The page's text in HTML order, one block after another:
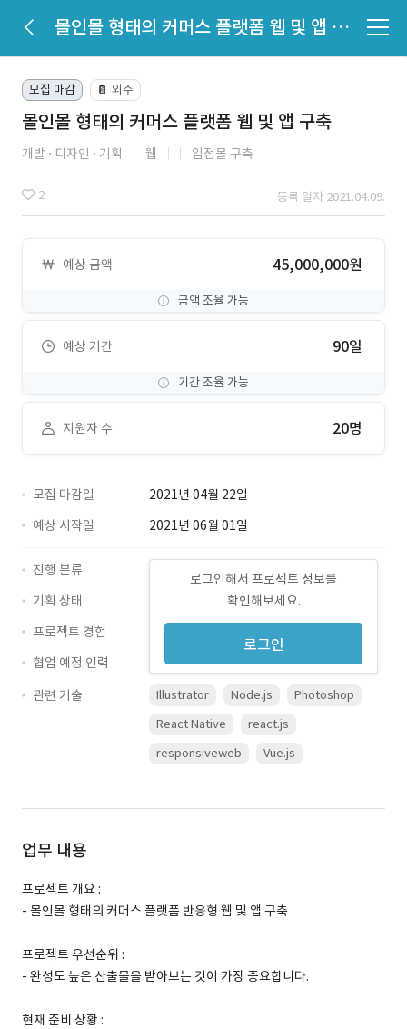
몰인몰 형태의 커머스 플랫폼 웹 및 앱 구축
모집 마감 📔 외주
몰인몰 형태의 커머스 플랫폼 웹 및 앱 구축
개발 디자인 기획 웹 입점몰 구축
2 등록 일자 2021.04.09.
예상 금액 45,000,000원
금액 조율 가능
예상 기간 90일
기간 조율 가능
지원자 수 20명
모집 마감일
2021년 04월 22일
예상 시작일
2021년 06월 01일
로그인해서 프로젝트 정보를
확인해보세요.
로그인
진행 분류
기획 상태
프로젝트 경험
협업 예정 인력
관련 기술
Illustrator Node.js
Photoshop
React Native
react.js
responsiveweb
Vue.js
업무 내용
프로젝트 개요 :
- 몰인몰 형태의 커머스 플랫폼 반응형 웹 및 앱 구축
프로젝트 우선순위 :
- 완성도 높은 산출물을 받아보는 것이 가장 중요합니다.
현재 준비 상황 :